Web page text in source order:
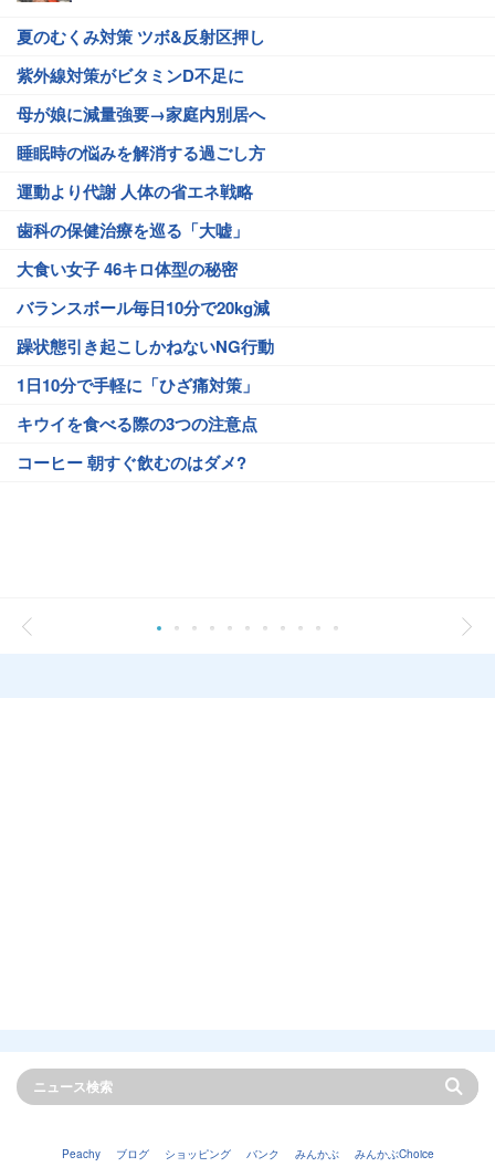
夏のむくみ対策 ツボ&反射区押し
紫外線対策がビタミンD不足に
母が娘に減量強要→家庭内別居へ
睡眠時の悩みを解消する過ごし方
運動より代謝 人体の省エネ戦略
歯科の保健治療を巡る「大嘘」
大食い女子 46キロ体型の秘密
バランスボール毎日10分で20kg減
躁状態引き起こしかねないNG行動
1日10分で手軽に「ひざ痛対策」
キウイを食べる際の3つの注意点
コーヒー 朝すぐ飲むのはダメ?
Peachy ブログ ショッピング バンク みんかぶ みんかぶChoice